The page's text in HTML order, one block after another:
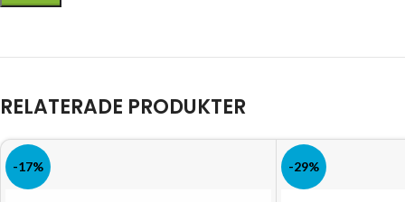
RELATERADE PRODUKTER
-17% -29%